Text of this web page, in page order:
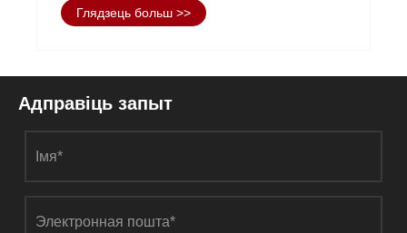
Адправіць запыт